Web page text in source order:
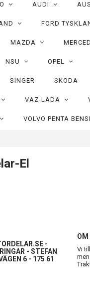
AUDI
FORD
MAZDA
NSU OPEL
SINGER SKODA
VAZ-LADA
VOLVO PENTA
El
-
- STEFAN
6 - 175 61
OM
Vi